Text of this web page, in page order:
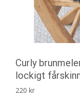
Curly
lockigt
220 kr